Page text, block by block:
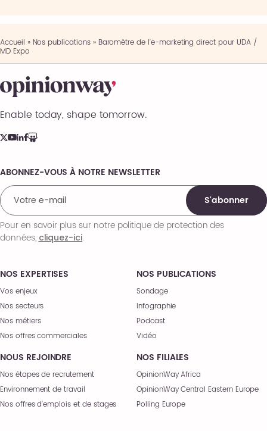
Accueil » Nos publications» Baromètre de l’e-marketing direct pour UDA /
MD Expo
Enable today, shape tomorrow.
NOS EXPERTISES
Vos enjeux
Nos secteurs
Nos métiers
Nos offres commerciales
NOS PUBLICATIONS
Sondage
Infographie
Podcast
Vidéo
NOUS REJOINDRE
Nos étapes de recrutement
Environnement de travail
Nos offres d’emplois et de stages
NOS FILIALES
OpinionWay Africa
OpinionWay Central Eastern Europe
Polling Europe
Comments
ABONNEZ-VOUS À NOTRE NEWSLETTER
S'abonner
Pour en savoir plus sur notre politique de protection des
données,cliquez-ici.